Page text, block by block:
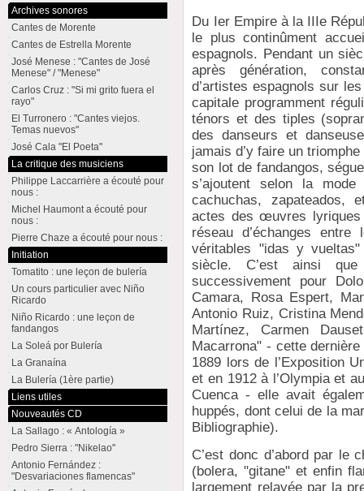
Du Ier Empire à la IIIe
le plus continûment
espagnols. Pendant un
après génération,
d’artistes espagnols sur
capitale programment
ténors et des tiples
des danseurs et
jamais d’y faire un
son lot de fandangos,
s’ajoutent selon la
cachuchas, zapateados,
actes des œuvres
réseau d’échanges
véritables "idas y
siècle. C’est ainsi que
successivement pour
Camara, Rosa Espert,
Antonio Ruiz, Cristina
Martínez, Carmen
Macarrona" - cette
1889 lors de l’Exposition
et en 1912 à l’Olympia et
Cuenca - elle avait
huppés, dont celui de la
Bibliographie).
C’est donc d’abord par le
(bolera, "gitane" et enfin
largement relayée par la
Archives sonores
Cantes de Morente
Cantes de Estrella Morente
José Menese : "Cantes de José
Menese" / "Menese"
Carlos Cruz : "Si mi grito fuera el
rayo"
El Turronero : "Cantes viejos.
Temas nuevos"
José Cala "El Poeta"
La critique des musiciens
Philippe Laccarrière a écouté pour
nous :
Michel Haumont a écouté pour
nous :
Pierre Chaze a écouté pour nous :
Initiation
Tomatito : une leçon de bulería
Un cours particulier avec Niño
Ricardo
Niño Ricardo : une leçon de
fandangos
La Soleá por Bulería
La Granaína
La Bulería (1ère partie)
Liens utiles
Nouveautés CD
La Sallago : « Antología »
Pedro Sierra : "Nikelao"
Antonio Fernández :
"Desvariaciones flamencas"